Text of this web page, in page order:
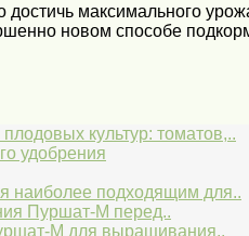
максимального
новом способе
культур: томатов,..
удобрения
наиболее подходящим для..
Пуршат-М перед..
М для выращивания..